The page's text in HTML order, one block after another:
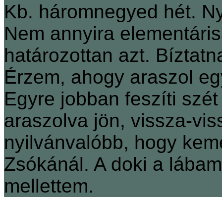
Kb. háromnegyed hét.
Nem annyira
határozottan azt.
Érzem, ahogy araszol
Egyre jobban feszíti
araszolva jön, vissza-
nyilvánvalóbb, hogy
Zsókánál. A doki a
mellettem.